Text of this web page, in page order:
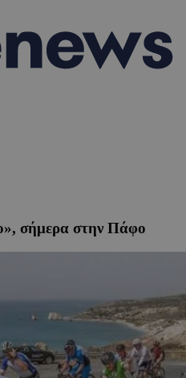
σήμερα στην Πάφο